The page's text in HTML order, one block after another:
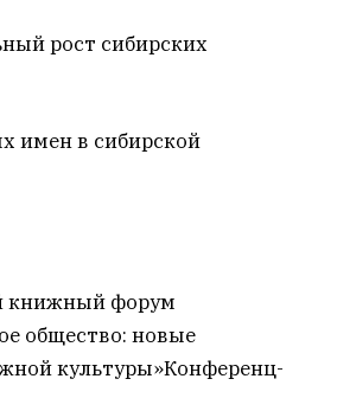
рост сибирских
имен в сибирской
книжный форум
общество: новые
культуры»Конференц-